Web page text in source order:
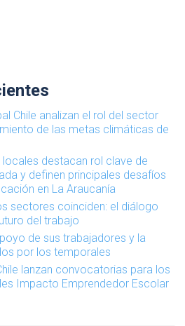
Chile analizan el rol del sector
de las metas climáticas de
locales destacan rol clave de
y definen principales desafíos
en La Araucanía
sectores coinciden: el diálogo
del trabajo
de sus trabajadores y la
por los temporales
lanzan convocatorias para los
Impacto Emprendedor Escolar